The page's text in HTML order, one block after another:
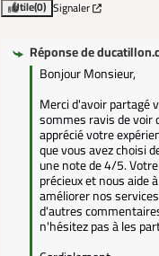
Utile(0) Signaler
Réponse de
Bonjour Monsieur,
Merci d'avoir partagé
sommes ravis de voir
apprécié votre
que vous avez choisi
une note de 4/5.
précieux et nous aide
améliorer nos
d'autres
n'hésitez pas à les